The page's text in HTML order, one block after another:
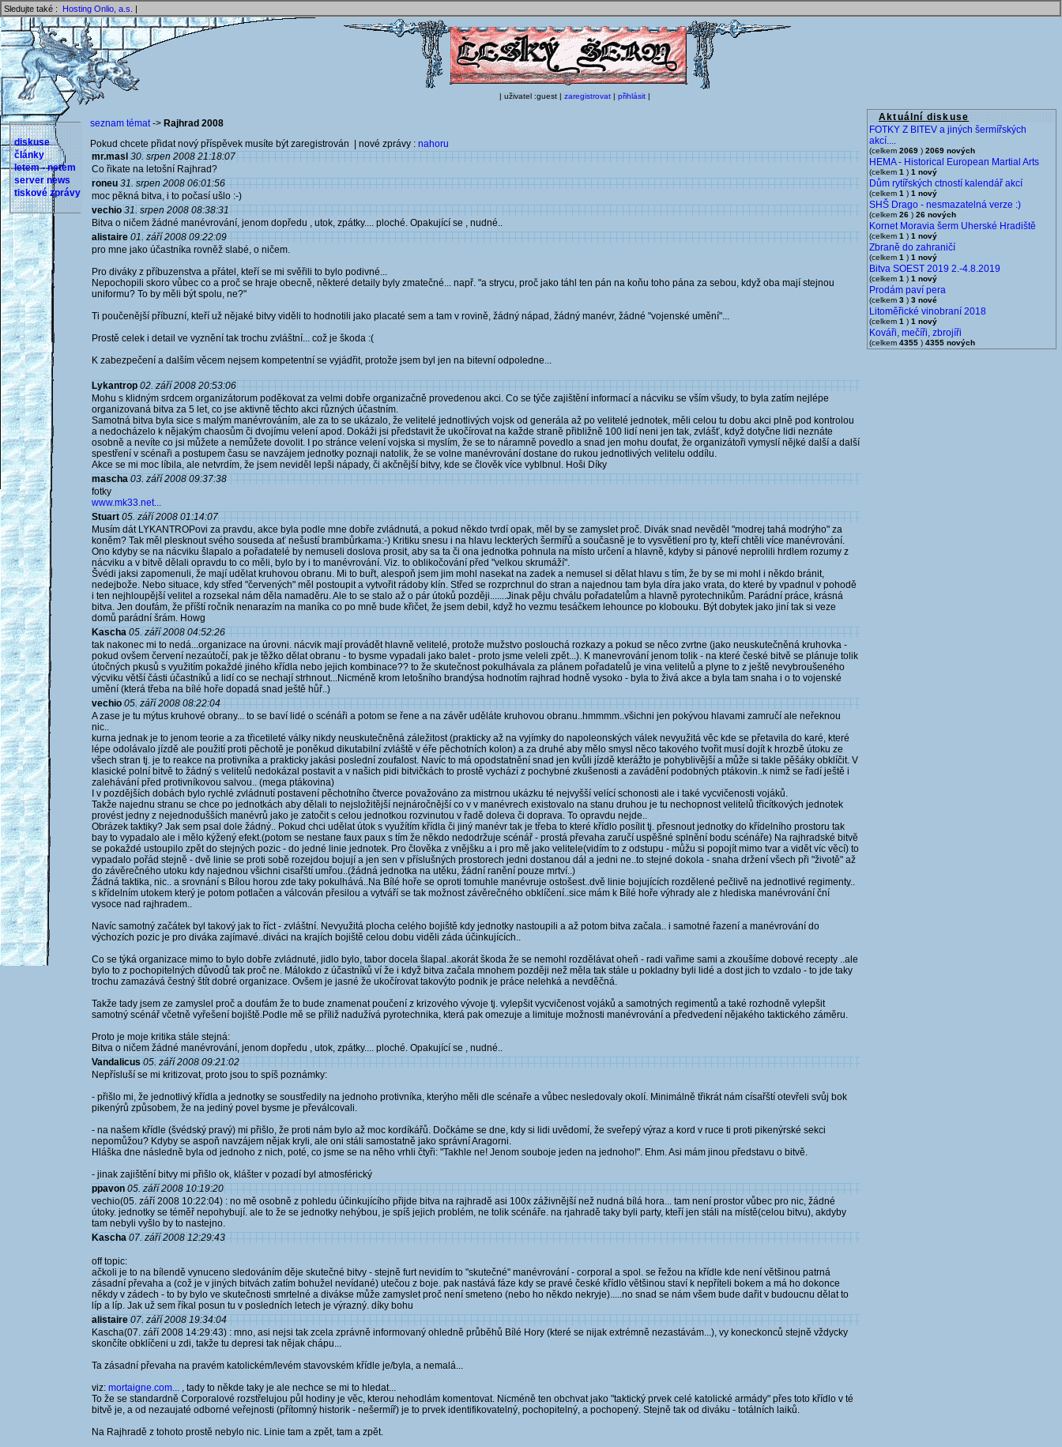
Sledujte také : Hosting Onlio, a.s. |
| uživatel :guest | zaregistrovat | přihlásit |
Aktuální diskuse
FOTKY Z BITEV a jiných šermířských
akcí....
(celkem 2069 ) 2069 nových
HEMA - Historical European Martial Arts
(celkem 1 ) 1 nový
Dům rytířských ctností kalendář akcí
(celkem 1 ) 1 nový
SHŠ Drago - nesmazatelná verze :)
(celkem 26 ) 26 nových
Kornet Moravia šerm Uherské Hradiště
(celkem 1 ) 1 nový
Zbraně do zahraničí
(celkem 1 ) 1 nový
Bitva SOEST 2019 2.-4.8.2019
(celkem 1 ) 1 nový
Prodám paví pera
(celkem 3 ) 3 nové
Litoměřické vinobraní 2018
(celkem 1 ) 1 nový
Kováři, mečíři, zbrojíři
(celkem 4355 ) 4355 nových
diskuse
články
letem - netem
server news
tiskové zprávy
seznam témat-> Rajhrad 2008
Pokud chcete přidat nový příspěvek musíte být zaregistrován | nové zprávy : nahoru
mr.masl 30. srpen 2008 21:18:07
Co řikate na letošní Rajhrad?
roneu 31. srpen 2008 06:01:56
moc pěkná bitva, i to počasí ušlo :-)
vechio 31. srpen 2008 08:38:31
Bitva o ničem žádné manévrování, jenom dopředu , utok, zpátky.... ploché. Opakující se , nudné..
alistaire 01. září 2008 09:22:09
pro mne jako účastníka rovněž slabé, o ničem.
Pro diváky z příbuzenstva a přátel, kteří se mi svěřili to bylo podivné...
Nepochopili skoro vůbec co a proč se hraje obecně, některé detaily byly zmatečné... např. "a strycu, proč jako táhl ten pán na koňu toho pána za sebou, když oba mají stejnou
uniformu? To by měli být spolu, ne?"
Ti poučenější příbuzní, kteří už nějaké bitvy viděli to hodnotili jako placaté sem a tam v rovině, žádný nápad, žádný manévr, žádné "vojenské umění"...
Prostě celek i detail ve vyznění tak trochu zvláštní... což je škoda :(
K zabezpečení a dalším věcem nejsem kompetentní se vyjádřit, protože jsem byl jen na bitevní odpoledne...
Lykantrop 02. září 2008 20:53:06
Mohu s klidným srdcem organizátorum poděkovat za velmi dobře organizačně provedenou akci. Co se týče zajištění informací a nácviku se vším všudy, to byla zatím nejlépe
organizovaná bitva za 5 let, co jse aktivně těchto akci různých účastním.
Samotná bitva byla sice s malým manévrováním, ale za to se ukázalo, že velitelé jednotlivých vojsk od generála až po velitelé jednotek, měli celou tu dobu akci plně pod kontrolou
a nedocházelo k nějakým chaosům či dvojímu velení apod. Dokáži jsi představit že ukočírovat na každe straně přibližně 100 lidí neni jen tak, zvlášť, když dotyčne lidi neznáte
osobně a nevíte co jsi můžete a nemůžete dovolit. I po stránce velení vojska si myslím, že se to náramně povedlo a snad jen mohu doufat, že organizátoři vymyslí nějké další a další
spestření v scénaři a postupem času se navzájem jednotky poznaji natolik, že se volne manévrování dostane do rukou jednotlivých velitelu oddílu.
Akce se mi moc líbila, ale netvrdím, že jsem neviděl lepši nápady, či akčnější bitvy, kde se člověk více vyblbnul. Hoši Díky
mascha 03. září 2008 09:37:38
fotky
www.mk33.net...
Stuart 05. září 2008 01:14:07
Musím dát LYKANTROPovi za pravdu, akce byla podle mne dobře zvládnutá, a pokud někdo tvrdí opak, měl by se zamyslet proč. Divák snad nevěděl "modrej tahá modrýho" za
koněm? Tak měl plesknout svého souseda ať nešustí brambůrkama:-) Kritiku snesu i na hlavu leckterých šermířů a současně je to vysvětlení pro ty, kteří chtěli více manévrování.
Ono kdyby se na nácviku šlapalo a pořadatelé by nemuseli doslova prosit, aby sa ta či ona jednotka pohnula na místo určení a hlavně, kdyby si pánové neprolili hrdlem rozumy z
nácviku a v bitvě dělali opravdu to co měli, bylo by i to manévrování. Viz. to oblikočování před "velkou skrumáží".
Švédi jaksi zapomenuli, že mají udělat kruhovou obranu. Mi to buřt, alespoň jsem jim mohl nasekat na zadek a nemusel si dělat hlavu s tím, že by se mi mohl i někdo bránit,
nedejbože. Nebo situace, kdy střed "červených" měl postoupit a vytvořit rádoby klín. Střed se rozprchnul do stran a najednou tam byla díra jako vrata, do které by vpadnul v pohodě
i ten nejhloupější velitel a rozsekal nám děla namaděru. Ale to se stalo až o pár útoků později.......Jinak pěju chválu pořadatelům a hlavně pyrotechnikům. Parádní práce, krásná
bitva. Jen doufám, že příští ročník nenarazím na maníka co po mně bude křičet, že jsem debil, když ho vezmu tesáčkem lehounce po klobouku. Být dobytek jako jiní tak si veze
domů parádní šrám. Howg
Kascha 05. září 2008 04:52:26
tak nakonec mi to nedá...organizace na úrovni. nácvik mají provádět hlavně velitelé, protože mužstvo poslouchá rozkazy a pokud se něco zvrtne (jako neuskutečněná kruhovka -
pokud ovšem červení nezaútočí, pak je těžko dělat obranu - to bysme vypadali jako balet - proto jsme veleli zpět...). K manevrování jenom tolik - na které české bitvě se plánuje tolik
útočných pkusů s využitím pokaždé jiného křídla nebo jejich kombinace?? to že skutečnost pokulhávala za plánem pořadatelů je vina velitelů a plyne to z ještě nevybroušeného
výcviku větší části účastníků a lidí co se nechají strhnout...Nicméně krom letošního brandýsa hodnotím rajhrad hodně vysoko - byla to živá akce a byla tam snaha i o to vojenské
umění (která třeba na bílé hoře dopadá snad ještě hůř..)
vechio 05. září 2008 08:22:04
A zase je tu mýtus kruhové obrany... to se baví lidé o scénáři a potom se řene a na závěr uděláte kruhovou obranu..hmmmm..všichni jen pokývou hlavami zamručí ale neřeknou
nic..
kurna jednak je to jenom teorie a za třicetileté války nikdy neuskutečněná záležitost (prakticky až na vyjímky do napoleonských válek nevyužitá věc kde se přetavila do karé, které
lépe odolávalo jízdě ale použití proti pěchotě je poněkud dikutabilní zvláště v éře pěchotních kolon) a za druhé aby mělo smysl něco takového tvořit musí dojít k hrozbě útoku ze
všech stran tj. je to reakce na protivníka a prakticky jakási poslední zoufalost. Navíc to má opodstatnění snad jen kvůli jízdě kterážto je pohyblivější a může si takle pěšáky obklíčit. V
klasické polní bitvě to žádný s velitelů nedokázal postavit a v našich pidi bitvičkách to prostě vychází z pochybné zkušenosti a zavádění podobných ptákovin..k nimž se řadí ještě i
zalehávání před protivníkovou salvou.. (mega ptákovina)
I v pozdějších dobách bylo rychlé zvládnutí postavení pěchotního čtverce považováno za mistrnou ukázku té nejvyšší velící schonosti ale i také vycvičenosti vojáků.
Takže najednu stranu se chce po jednotkách aby dělali to nejsložitější nejnáročnější co v v manévrech existovalo na stanu druhou je tu nechopnost velitelů třicítkových jednotek
provést jedny z nejednodušších manévrů jako je zatočit s celou jednotkou rozvinutou v řadě doleva či doprava. To opravdu nejde..
Obrázek taktiky? Jak sem psal dole žádný.. Pokud chci udělat útok s využítím křídla či jiný manévr tak je třeba to které křídlo posílit tj. přesnout jednotky do křídelního prostoru tak
bay to vypadalo ale i mělo kýžený efekt.(potom se nestane faux paux s tím že někdo nedodržuje scénář - prostá převaha zaručí uspěšné splnění bodu scénáře) Na rajhradské bitvě
se pokaždé ustoupilo zpět do stejných pozic - do jedné linie jednotek. Pro člověka z vnějšku a i pro mě jako velitele(vidím to z odstupu - můžu si popojít mimo tvar a vidět víc věcí) to
vypadalo pořád stejně - dvě linie se proti sobě rozejdou bojují a jen sen v příslušných prostorech jedni dostanou dál a jedni ne..to stejné dokola - snaha držení všech při "životě" až
do závěrečného utoku kdy najednou všichni cisařští umřou..(žádná jednotka na utěku, žádní ranění pouze mrtví..)
Žádná taktika, nic.. a srovnání s Bílou horou zde taky pokulhává..Na Bílé hoře se oproti tomuhle manévruje ostošest..dvě linie bojujících rozdělené pečlivě na jednotlivé regimenty..
s křídelním utokem který je potom potlačen a válcován přesilou a vytváří se tak možnost závěrečného obklíčení..sice mám k Bílé hoře výhrady ale z hlediska manévrování ční
vysoce nad rajhradem..
Navíc samotný začátek byl takový jak to říct - zvláštní. Nevyužitá plocha celého bojiště kdy jednotky nastoupili a až potom bitva začala.. i samotné řazení a manévrování do
výchozích pozic je pro diváka zajímavé..diváci na krajích bojiště celou dobu viděli záda účinkujících..
Co se týká organizace mimo to bylo dobře zvládnuté, jidlo bylo, tabor docela šlapal..akorát škoda že se nemohl rozdělávat oheň - radi vařime sami a zkoušíme dobové recepty ..ale
bylo to z pochopitelných důvodů tak proč ne. Málokdo z účastníků ví že i když bitva začala mnohem později než měla tak stále u pokladny byli lidé a dost jich to vzdalo - to jde taky
trochu zamazává čestný štít dobré organizace. Ovšem je jasné že ukočírovat takovýto podnik je práce nelehká a nevděčná.
Takže tady jsem ze zamyslel proč a doufám že to bude znamenat poučení z krizového vývoje tj. vylepšit vycvičenost vojáků a samotných regimentů a také rozhodně vylepšit
samotný scénář včetně vyřešení bojiště.Podle mě se příliž nadužívá pyrotechnika, která pak omezuje a limituje možnosti manévrování a předvedení nějakého taktického záměru.
Proto je moje kritika stále stejná:
Bitva o ničem žádné manévrování, jenom dopředu , utok, zpátky.... ploché. Opakující se , nudné..
Vandalicus 05. září 2008 09:21:02
Nepřísluší se mi kritizovat, proto jsou to spíš poznámky:
- přišlo mi, že jednotlivý křídla a jednotky se soustředily na jednoho protivníka, kterýho měli dle scénaře a vůbec nesledovaly okolí. Minimálně třikrát nám císařští otevřeli svůj bok
pikenýrů způsobem, že na jediný povel bysme je převálcovali.
- na našem křídle (švédský pravý) mi přišlo, že proti nám bylo až moc kordíkářů. Dočkáme se dne, kdy si lidi uvědomí, že sveřepý výraz a kord v ruce ti proti pikenýrské sekci
nepomůžou? Kdyby se aspoň navzájem nějak kryli, ale oni stáli samostatně jako správní Aragorni.
Hláška dne následně byla od jednoho z nich, poté, co jsme se na něho vrhli čtyři: "Takhle ne! Jenom souboje jeden na jednoho!". Ehm. Asi mám jinou představu o bitvě.
- jinak zajištění bitvy mi přišlo ok, klášter v pozadí byl atmosférický
ppavon 05. září 2008 10:19:20
vechio(05. září 2008 10:22:04) : no mě osobně z pohledu účinkujícího přijde bitva na rajhradě asi 100x záživnější než nudná bílá hora... tam není prostor vůbec pro nic, žádné
útoky. jednotky se téměř nepohybují. ale to že se jednotky nehýbou, je spíš jejich problém, ne tolik scénáře. na rjahradě taky byli party, kteří jen stáli na místě(celou bitvu), akdyby
tam nebyli vyšlo by to nastejno.
Kascha 07. září 2008 12:29:43
off topic:
ačkoli je to na bílendě vynuceno sledováním děje skutečné bitvy - stejně furt nevidím to "skutečné" manévrování - corporal a spol. se řežou na křídle kde není většinou patrná
zásadní převaha a (což je v jiných bitvách zatím bohužel nevídané) utečou z boje. pak nastává fáze kdy se pravé české křídlo většinou staví k nepříteli bokem a má ho dokonce
někdy v zádech - to by bylo ve skutečnosti smrtelné a divákse může zamyslet proč není smeteno (nebo ho někdo nekryje).....no snad se nám všem bude dařit v budoucnu dělat to
líp a líp. Jak už sem říkal posun tu v posledních letech je výrazný. díky bohu
alistaire 07. září 2008 19:34:04
Kascha(07. září 2008 14:29:43) : mno, asi nejsi tak zcela zprávně informovaný ohledně průběhů Bílé Hory (které se nijak extrémně nezastávám...), vy koneckonců stejně vždycky
skončíte obklíčeni u zdi, takže tu depresi tak nějak chápu...
Ta zásadní převaha na pravém katolickém/levém stavovském křídle je/byla, a nemalá...
viz: mortaigne.com... , tady to někde taky je ale nechce se mi to hledat...
To že se standardně Corporalové rozstřelujou půl hodiny je věc, kterou nehodlám komentovat. Nicméně ten obchvat jako "taktický prvek celé katolické armády" přes toto křídlo v té
bitvě je, a od nezaujaté odborné veřejnosti (přítomný historik - nešermíř) je to prvek identifikovatelný, pochopitelný, a pochopený. Stejně tak od diváku - totálních laiků.
Na Rajhradě z tohoto prostě nebylo nic. Linie tam a zpět, tam a zpět.